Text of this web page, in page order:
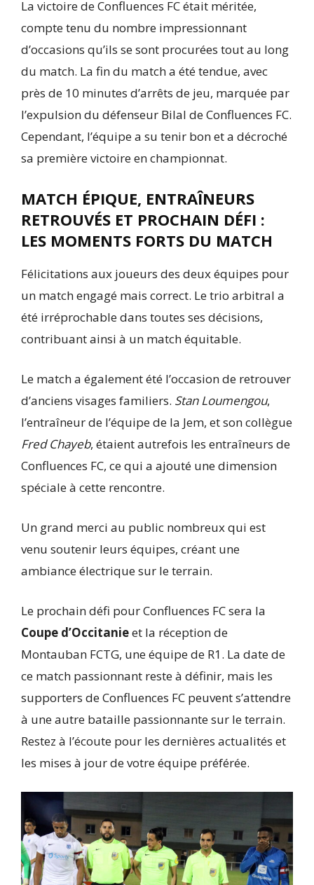
La victoire de Confluences FC était méritée,
compte tenu du nombre impressionnant
d’occasions qu’ils se sont procurées tout au long
du match. La fin du match a été tendue, avec
près de 10 minutes d’arrêts de jeu, marquée par
l’expulsion du défenseur Bilal de Confluences FC.
Cependant, l’équipe a su tenir bon et a décroché
sa première victoire en championnat.
MATCH ÉPIQUE, ENTRAÎNEURS
RETROUVÉS ET PROCHAIN DÉFI :
LES MOMENTS FORTS DU MATCH
Félicitations aux joueurs des deux équipes pour
un match engagé mais correct. Le trio arbitral a
été irréprochable dans toutes ses décisions,
contribuant ainsi à un match équitable.
Le match a également été l’occasion de retrouver
d’anciens visages familiers. Stan Loumengou,
l’entraîneur de l’équipe de la Jem, et son collègue
Fred Chayeb, étaient autrefois les entraîneurs de
Confluences FC, ce qui a ajouté une dimension
spéciale à cette rencontre.
Un grand merci au public nombreux qui est
venu soutenir leurs équipes, créant une
ambiance électrique sur le terrain.
Le prochain défi pour Confluences FC sera la
Coupe d’Occitanieet la réception de
Montauban FCTG, une équipe de R1. La date de
ce match passionnant reste à définir, mais les
supporters de Confluences FC peuvent s’attendre
à une autre bataille passionnante sur le terrain.
Restez à l’écoute pour les dernières actualités et
les mises à jour de votre équipe préférée.